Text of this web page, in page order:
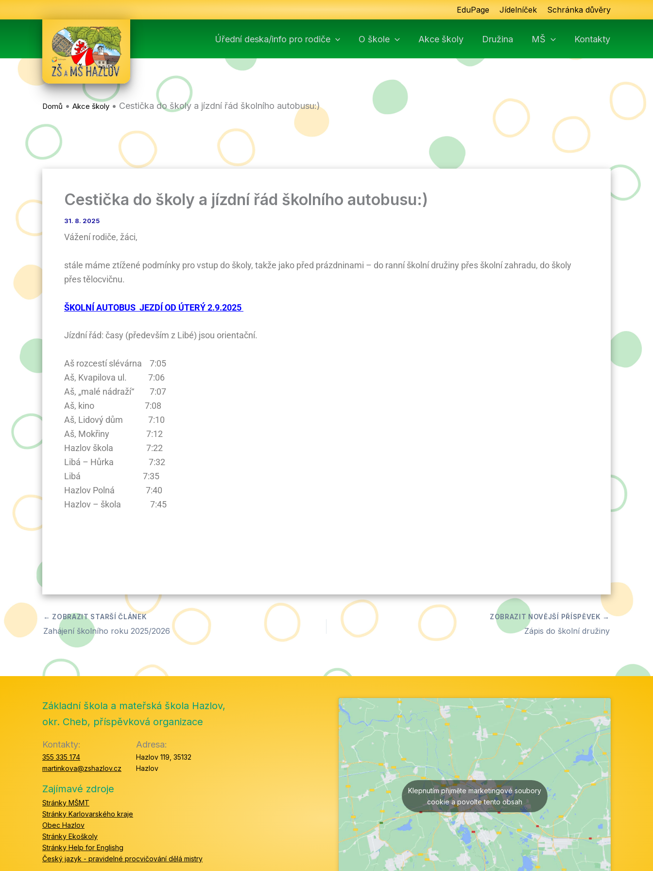
na
EduPage Jídelníček Schránka důvěry
Úřední deska/info pro rodiče O škole Akce školy Družina MŠ Kontakty
Domů • Akce školy • Cestička do školy a jízdní řád školního autobusu:)
Cestička do školy a jízdní řád školního autobusu:)
31. 8. 2025
Vážení rodiče, žáci,
stále máme ztížené podmínky pro vstup do školy, takže jako před prázdninami – do ranní školní družiny přes školní zahradu, do školy
přes tělocvičnu.
ŠKOLNÍ AUTOBUS JEZDÍ OD ÚTERÝ 2.9.2025
Jízdní řád: časy (především z Libé) jsou orientační.
Aš rozcestí slévárna 7:05
Aš, Kvapilova ul. 7:06
Aš, „malé nádraží“ 7:07
Aš, kino 7:08
Aš, Lidový dům 7:10
Aš, Mokřiny 7:12
Hazlov škola 7:22
Libá – Hůrka 7:32
Libá 7:35
Hazlov Polná 7:40
Hazlov – škola 7:45
Zahájení školního roku 2025/2026 Zápis do školní družiny
Základní škola a mateřská škola Hazlov,
okr. Cheb, příspěvková organizace
Kontakty:
355 335 174
martinkova@zshazlov.cz
Adresa:
Hazlov 119, 35132
Hazlov
Zajímavé zdroje
Stránky MŠMT
Stránky Karlovarského kraje
Obec Hazlov
Stránky Ekoškoly
Stránky Help for Englishg
Český jazyk - pravidelné procvičování dělá mistry
Klepnutím přijměte marketingové soubory
cookie a povolte tento obsah